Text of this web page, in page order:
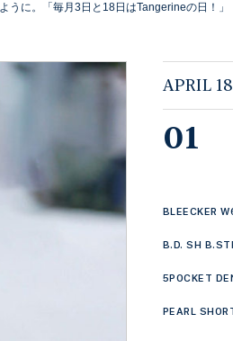
うに。
「毎月3日と18日はTangerineの日！」
APRIL
01
BLEECKER
B.D. SH
5POCKET
PEARL